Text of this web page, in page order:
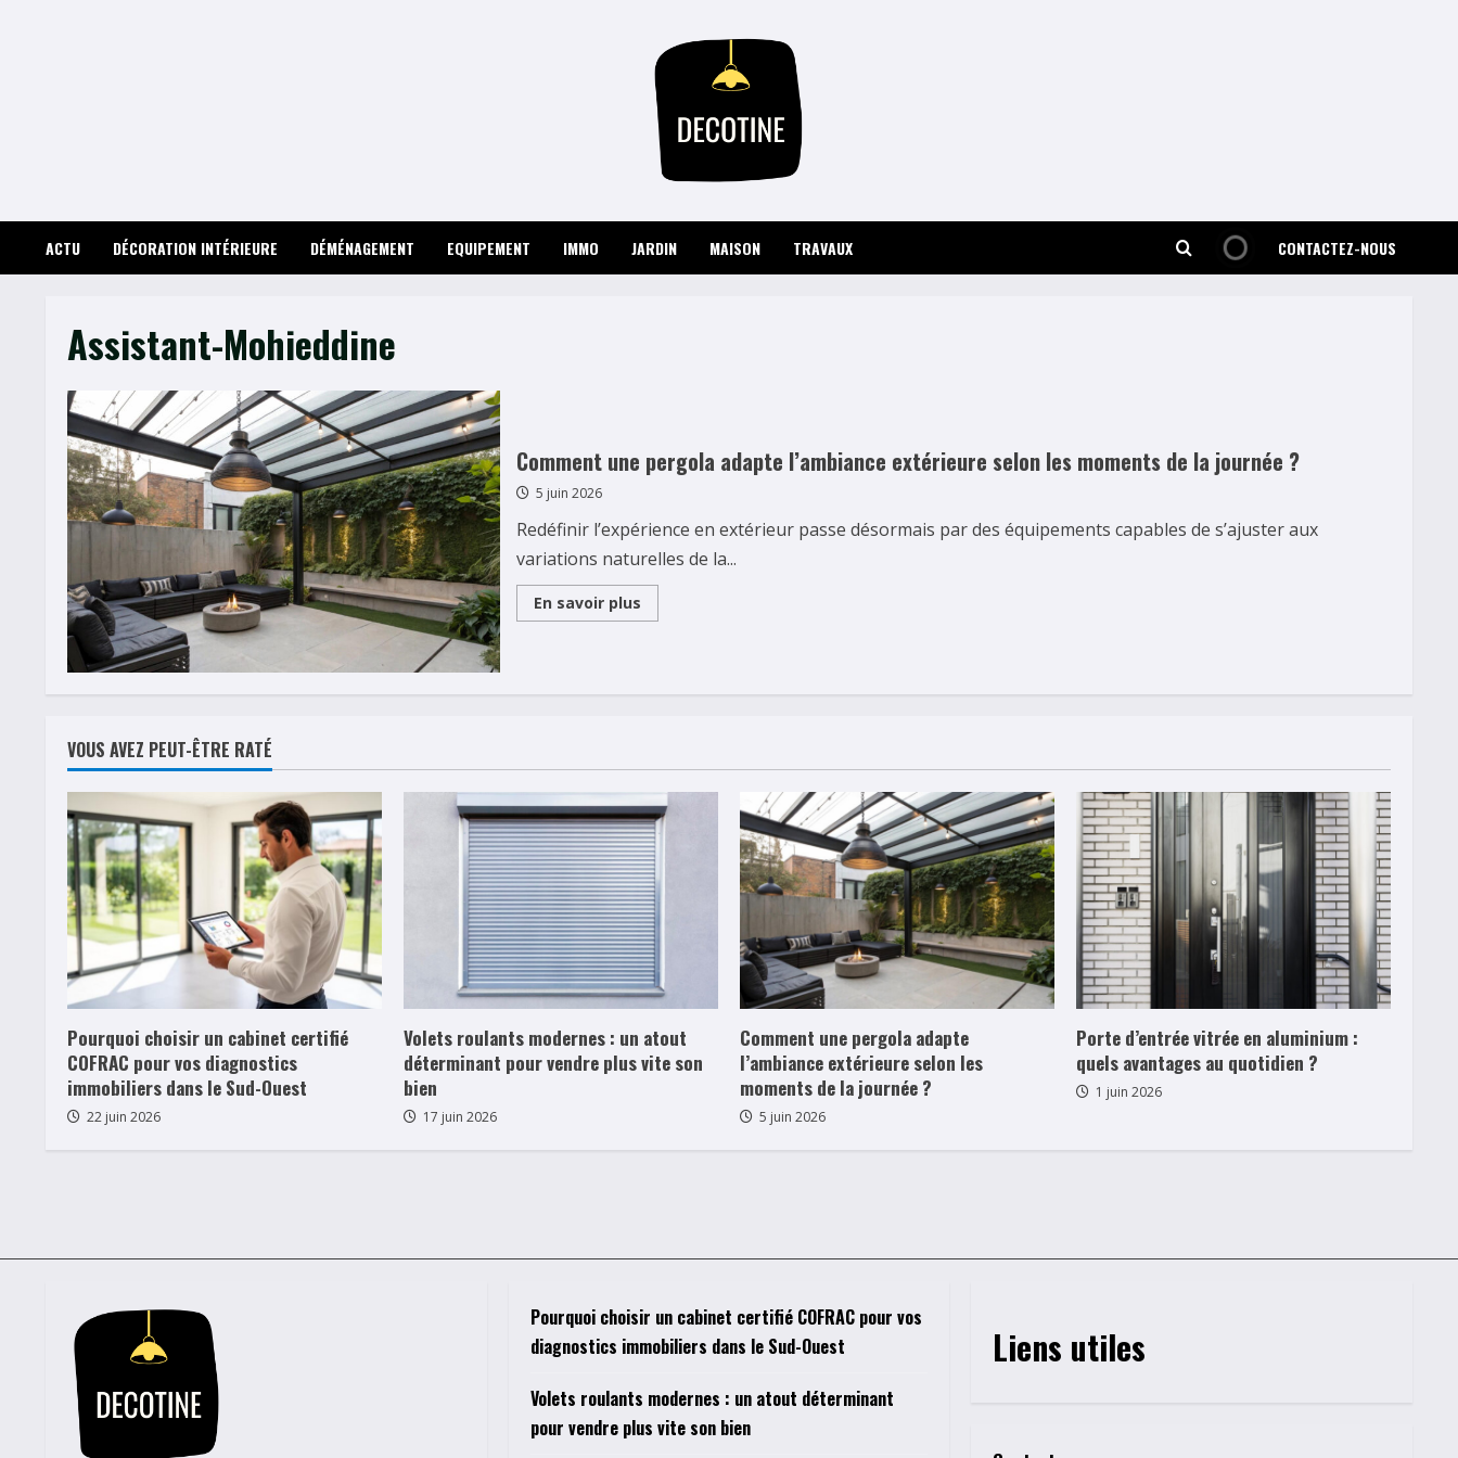
ACTU DÉCORATION INTÉRIEURE DÉMÉNAGEMENT EQUIPEMENT IMMO JARDIN MAISON TRAVAUX CONTACTEZ-NOUS
Assistant-Mohieddine
Comment une pergola adapte l’ambiance extérieure selon les moments de la journée ?
5 juin 2026
Redéfinir l’expérience en extérieur passe désormais par des équipements capables de s’ajuster aux
variations naturelles de la...
En savoir plus
more
adapte
moments
la
journée
?
VOUS AVEZ PEUT-ÊTRE RATÉ
Pourquoi choisir un cabinet certifié
COFRAC pour vos diagnostics
immobiliers dans le Sud-Ouest
22 juin 2026
Volets roulants modernes : un atout
déterminant pour vendre plus vite son
bien
17 juin 2026
Comment une pergola adapte
l’ambiance extérieure selon les
moments de la journée ?
5 juin 2026
Porte d’entrée vitrée en aluminium :
quels avantages au quotidien ?
1 juin 2026
Pourquoi choisir un cabinet certifié COFRAC pour vos
diagnostics immobiliers dans le Sud-Ouest
Volets roulants modernes : un atout déterminant
pour vendre plus vite son bien
Liens utiles